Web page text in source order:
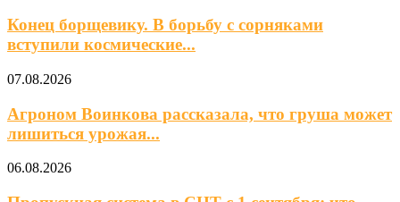
Конец борщевику. В борьбу с сорняками
вступили космические...
07.08.2026
Агроном Воинкова рассказала, что груша может
лишиться урожая...
06.08.2026